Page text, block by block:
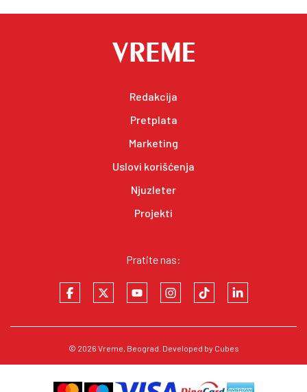
Redakcija
Pretplata
Marketing
Uslovi korišćenja
Njuzleter
Projekti
Pratite nas:
© 2026 Vreme, Beograd. Developed by Cubes